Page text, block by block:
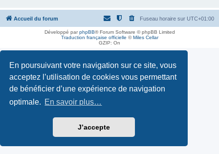
En poursuivant votre navigation sur ce site, vous
acceptez l’utilisation de cookies vous permettant
de bénéficier d’une expérience de navigation
optimale. En savoir plus…
J’accepte
Accueil du forum Fuseau horaire sur UTC+01:00
Développé parphpBB® Forum Software © phpBB Limited
Traduction française officielle ©Miles Cellar
GZIP: On